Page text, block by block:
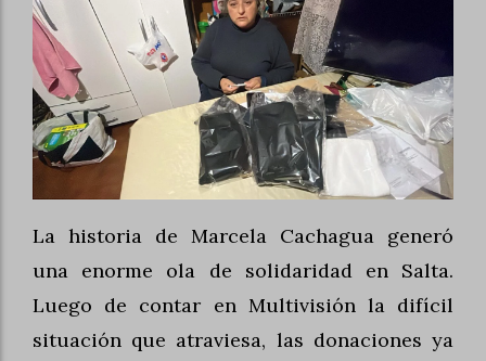
La historia de Marcela Cachagua generó
una enorme ola de solidaridad en Salta.
Luego de contar en Multivisión la difícil
situación que atraviesa, las donaciones ya